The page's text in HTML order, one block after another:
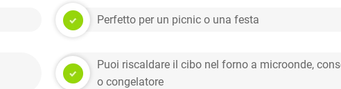
Perfetto per un picnic o una festa
Puoi riscaldare il cibo nel forno a microonde,
o congelatore